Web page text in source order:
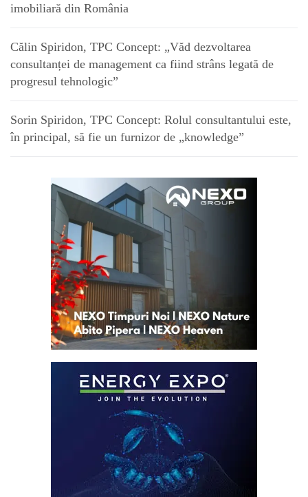
imobiliară din România
Călin Spiridon, TPC Concept: „Văd dezvoltarea
consultanței de management ca fiind strâns legată de
progresul tehnologic”
Sorin Spiridon, TPC Concept: Rolul consultantului este,
în principal, să fie un furnizor de „knowledge”